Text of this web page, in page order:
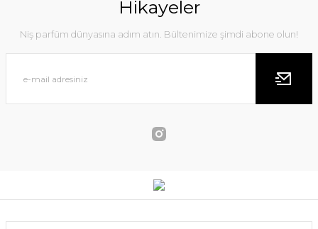
Hikayeler
Niş parfüm dünyasına adım atın. Bültenimize şimdi abone olun!